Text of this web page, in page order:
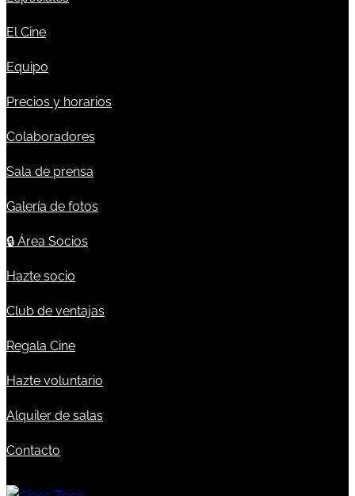
El Cine
Equipo
Precios y horarios
Colaboradores
Sala de prensa
Galería de fotos
🔒 Área Socios
Hazte socio
Club de ventajas
Regala Cine
Hazte voluntario
Alquiler de salas
Contacto